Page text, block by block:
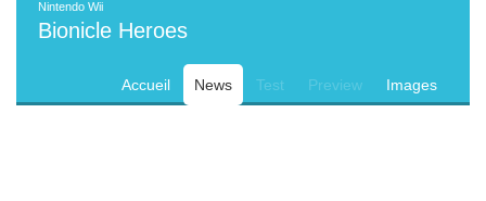
Nintendo Wii
Bionicle Heroes
Accueil News Test Preview Images